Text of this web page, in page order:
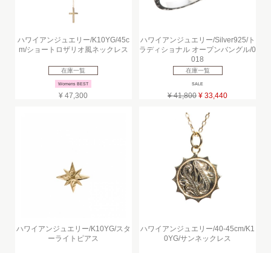
ハワイアンジュエリー/K10YG/45c
m/ショートロザリオ風ネックレス
在庫一覧
Womens BEST
¥ 47,300
ハワイアンジュエリー/Silver925/ト
ラディショナル オープンバングル/0
018
在庫一覧
SALE
¥ 41,800 ¥ 33,440
ハワイアンジュエリー/K10YG/スタ
ーライトピアス
ハワイアンジュエリー/40-45cm/K1
0YG/サンネックレス